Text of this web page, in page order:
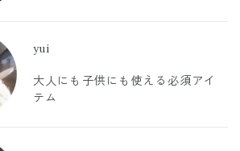
yui
大人にも子供にも使える必須アイ
テム